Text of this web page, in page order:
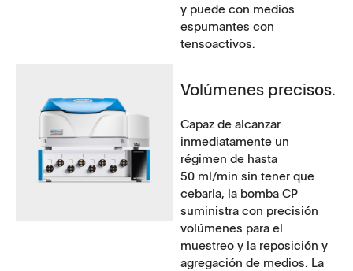
y puede con medios
espumantes con
tensoactivos.
Volúmenes precisos.
Capaz de alcanzar
inmediatamente un
régimen de hasta
50 ml/min sin tener que
cebarla, la bomba CP
suministra con precisión
volúmenes para el
muestreo y la reposición y
agregación de medios. La